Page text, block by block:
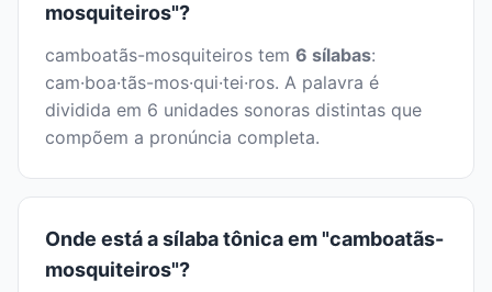
mosquiteiros"?
camboatãs-mosquiteiros tem 6 sílabas:
cam·boa·tãs-mos·qui·tei·ros. A palavra é
dividida em 6 unidades sonoras distintas que
compõem a pronúncia completa.
Onde está a sílaba tônica em "camboatãs-
mosquiteiros"?